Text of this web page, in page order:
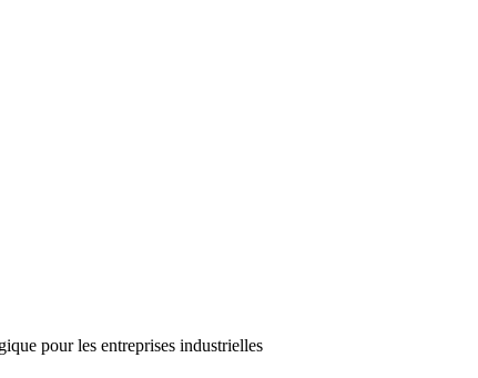
pour les entreprises industrielles